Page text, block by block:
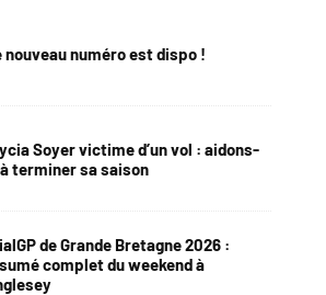
nouveau numéro est dispo !
Soyer victime d’un vol : aidons-
terminer sa saison
de Grande Bretagne 2026 :
complet du weekend à